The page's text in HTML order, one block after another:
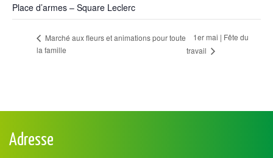
Place d’armes – Square Leclerc
Marché aux fleurs et animations pour toute
la famille
1er mai | Fête du
travail
Adresse